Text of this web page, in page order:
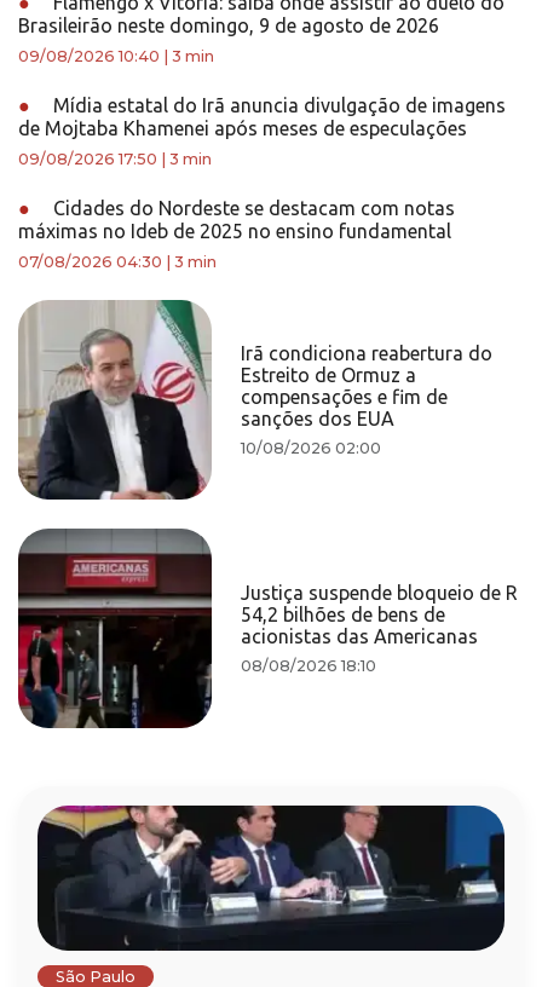
Brasileirão neste domingo, 9 de agosto de 2026
09/08/2026 10:40 3 min
●
Mídia estatal do Irã anuncia divulgação de imagens
de Mojtaba Khamenei após meses de especulações
09/08/2026 17:50 3 min
●
Cidades do Nordeste se destacam com notas
máximas no Ideb de 2025 no ensino fundamental
07/08/2026 04:30 3 min
Irã condiciona reabertura do
Estreito de Ormuz a
compensações e fim de
sanções dos EUA
10/08/2026 02:00
Justiça suspende bloqueio de R
54,2 bilhões de bens de
acionistas das Americanas
08/08/2026 18:10
São Paulo